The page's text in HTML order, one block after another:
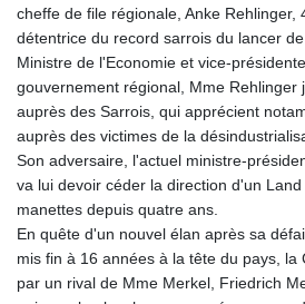
cheffe de file régionale, Anke Rehlinger,
détentrice du record sarrois du lancer
Ministre de l'Economie et vice-
gouvernement régional, Mme Rehlinger
auprès des Sarrois, qui apprécient
auprès des victimes de la
Son adversaire, l'actuel ministre-
va lui devoir céder la direction d'un
manettes depuis quatre ans.
En quête d'un nouvel élan après sa
mis fin à 16 années à la tête du pays, la
par un rival de Mme Merkel, Friedrich